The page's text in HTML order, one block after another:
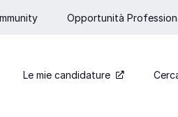
Opportunità
Le mie candidature